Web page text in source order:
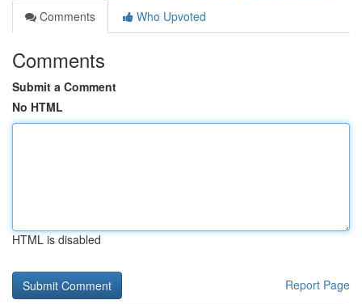
Comments
Who Upvoted
Comments
Submit a Comment
No HTML
HTML is disabled
Report Page